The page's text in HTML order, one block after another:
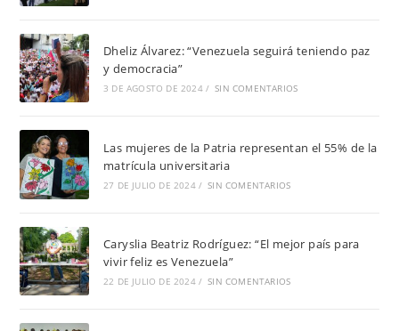
Dheliz Álvarez: “Venezuela seguirá teniendo paz
y democracia”
3 DE AGOSTO DE 2024 / SIN COMENTARIOS
Las mujeres de la Patria representan el 55% de la
matrícula universitaria
27 DE JULIO DE 2024 / SIN COMENTARIOS
Caryslia Beatriz Rodríguez: “El mejor país para
vivir feliz es Venezuela”
22 DE JULIO DE 2024 / SIN COMENTARIOS